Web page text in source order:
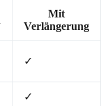
Mit
Verlängerung
✓
✓